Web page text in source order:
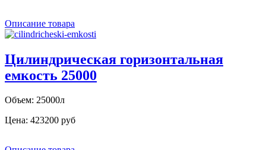
Описание товара
Цилиндрическая горизонтальная
емкость 25000
Объем: 25000л
Цена: 423200 руб